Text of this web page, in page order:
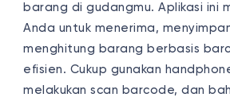
barang di gudangmu. Aplikasi ini
Anda untuk menerima,
menghitung barang berbasis
efisien. Cukup gunakan
melakukan scan barcode, dan